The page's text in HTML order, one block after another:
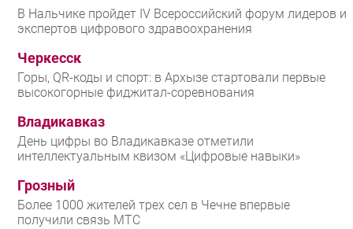
В Нальчике пройдет IV Всероссийский форум лидеров и
экспертов цифрового здравоохранения
Черкесск
Горы, QR-коды и спорт: в Архызе стартовали первые
высокогорные фиджитал-соревнования
Владикавказ
День цифры во Владикавказе отметили
интеллектуальным квизом «Цифровые навыки»
Грозный
Более 1000 жителей трех сел в Чечне впервые
получили связь МТС